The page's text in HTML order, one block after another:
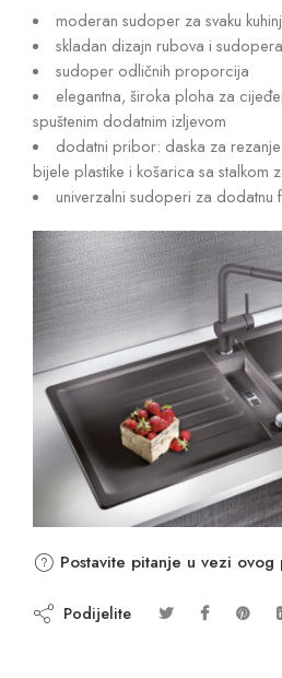
moderan sudoper za svaku
skladan dizajn rubova i sudopera
sudoper odličnih proporcija
elegantna, široka ploha za
spuštenim dodatnim izljevom
dodatni pribor: daska za
bijele plastike i košarica sa stalkom
univerzalni sudoperi za dodatnu
Postavite pitanje u vezi
Podijelite